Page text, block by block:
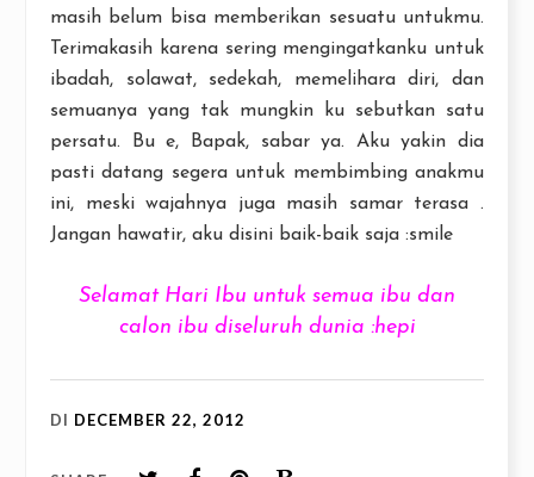
masih belum bisa memberikan sesuatu untukmu.
Terimakasih karena sering mengingatkanku untuk
ibadah, solawat, sedekah, memelihara diri, dan
semuanya yang tak mungkin ku sebutkan satu
persatu. Bu e, Bapak, sabar ya. Aku yakin dia
pasti datang segera untuk membimbing anakmu
ini, meski wajahnya juga masih samar terasa .
Jangan hawatir, aku disini baik-baik saja :smile
Selamat Hari Ibu untuk semua ibu dan
calon ibu diseluruh dunia :hepi
DI DECEMBER 22, 2012